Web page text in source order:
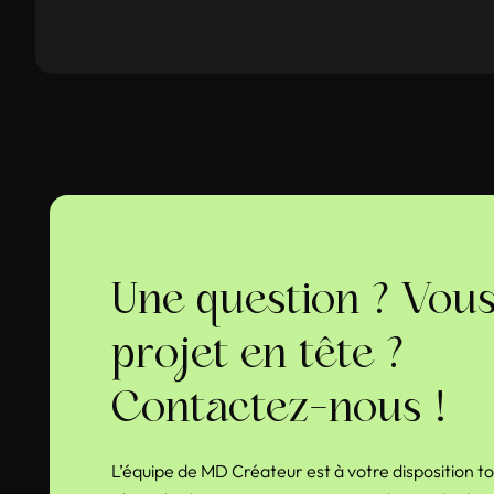
Une question ?
projet en tête ?
Contactez-nous !
L’équipe de MD Créateur est à votre disposition